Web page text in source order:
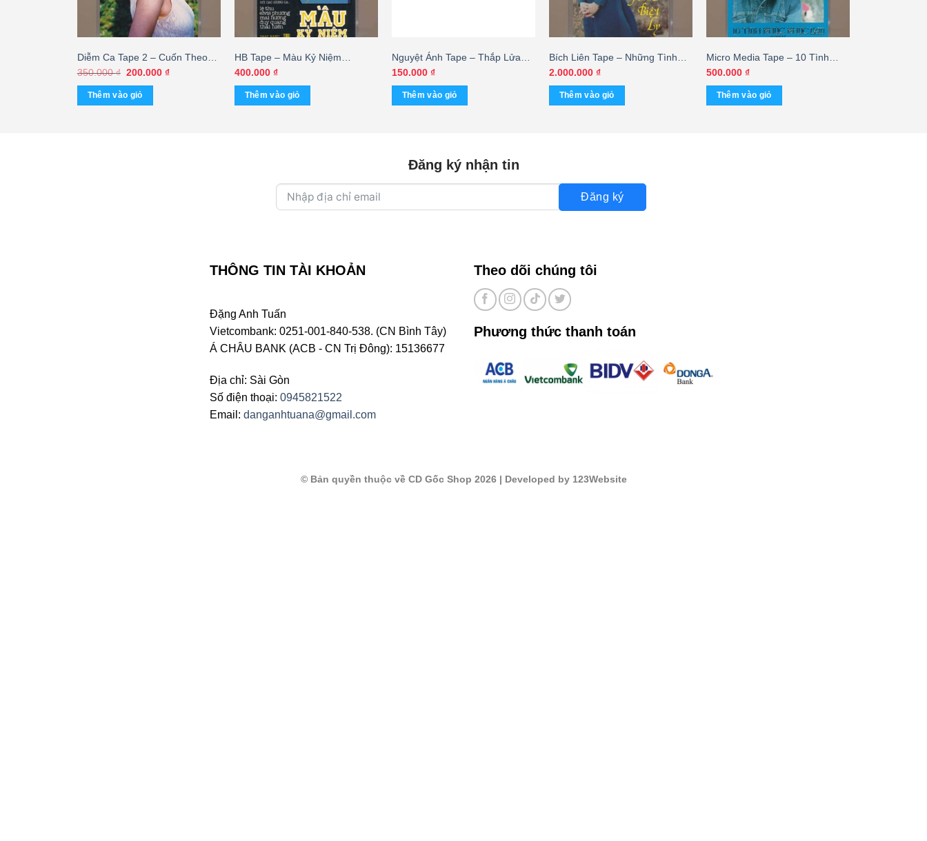
Diễm Ca Tape 2 – Cuốn Theo
Chiều Gió (KHÔNG BÌA GỐC)
KGTUS
350.000₫ Giá
là:
350.000 ₫.
200.000 ₫Giá
Thêm vào giỏ
HB Tape – Màu Kỷ Niệm
(KGTUS)
400.000 ₫
Thêm vào giỏ
Nguyệt Ánh Tape – Thắp Lửa
Yêu Thương – Nguyệt Ánh –
Việt Dzũng (Không Bìa) KGMG –
cái
150.000 ₫
Thêm vào giỏ
Bích Liên Tape – Những Tình
Khúc Biệt Ly – Hương Lan 2
(Băng Đen) KGTUS
2.000.000 ₫
Thêm vào giỏ
Micro Media Tape – 10 Tình
Khúc Khúc Lan – Julie – Duy
Quang – Khúc Lan (KGAN) – cái
500.000 ₫
Thêm vào giỏ
Đăng ký nhận tin
Đăng ký
THÔNG TIN TÀI KHOẢN
Đặng Anh Tuấn
Vietcombank: 0251-001-840-538. (CN Bình Tây)
Á CHÂU BANK (ACB - CN Trị Đông): 15136677
Địa chỉ: Sài Gòn
Số điện thoại: 0945821522
Email: danganhtuana@gmail.com
Theo dõi chúng tôi
Phương thức thanh toán
© Bản quyền thuộc về CD Gốc Shop 2026| Developed by 123Website